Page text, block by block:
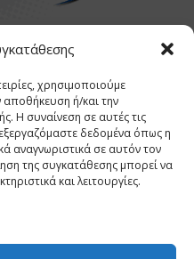
χρησιμοποιούμε
αποθήκευση ή/και την
Η συναίνεση σε αυτές τις
δεδομένα όπως η
αναγνωριστικά σε αυτόν τον
της συγκατάθεσης μπορεί να
και λειτουργίες.
Θέσεις Εργασίας
simple
ΣΟΥ